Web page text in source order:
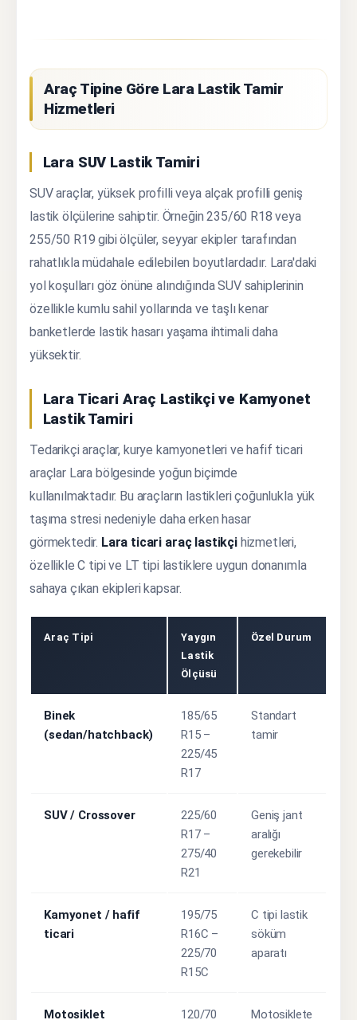
Araç Tipine Göre Lara Lastik Tamir
Hizmetleri
Lara SUV Lastik Tamiri
SUV araçlar, yüksek profilli veya alçak profilli geniş
lastik ölçülerine sahiptir. Örneğin 235/60 R18 veya
255/50 R19 gibi ölçüler, seyyar ekipler tarafından
rahatlıkla müdahale edilebilen boyutlardadır. Lara'daki
yol koşulları göz önüne alındığında SUV sahiplerinin
özellikle kumlu sahil yollarında ve taşlı kenar
banketlerde lastik hasarı yaşama ihtimali daha
yüksektir.
Lara Ticari Araç Lastikçi ve Kamyonet
Lastik Tamiri
Tedarikçi araçlar, kurye kamyonetleri ve hafif ticari
araçlar Lara bölgesinde yoğun biçimde
kullanılmaktadır. Bu araçların lastikleri çoğunlukla yük
taşıma stresi nedeniyle daha erken hasar
görmektedir. Lara ticari araç lastikçihizmetleri,
özellikle C tipi ve LT tipi lastiklere uygun donanımla
sahaya çıkan ekipleri kapsar.
Araç Tipi
Yaygın
Lastik
Ölçüsü
Özel Durum
Binek
(sedan/hatchback)
185/65
R15 –
225/45
R17
Standart
tamir
SUV / Crossover
225/60
R17 –
275/40
R21
Geniş jant
aralığı
gerekebilir
Kamyonet / hafif
ticari
195/75
R16C –
225/70
R15C
C tipi lastik
söküm
aparatı
Motosiklet 120/70 Motosiklete